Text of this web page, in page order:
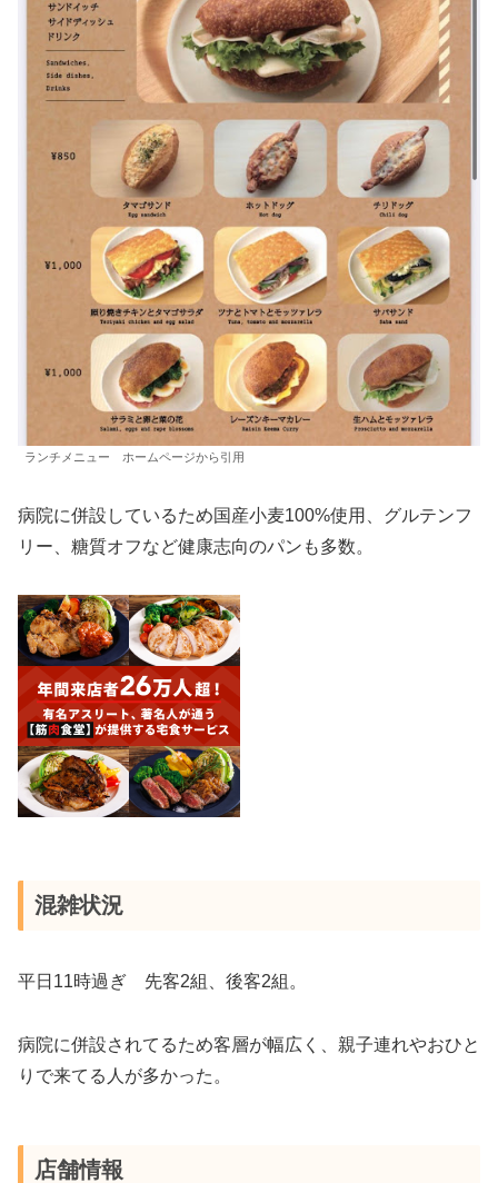
ランチメニュー ホームページから引用
病院に併設しているため国産小麦100%使用、グルテンフ
リー、糖質オフなど健康志向のパンも多数。
混雑状況
平日11時過ぎ 先客2組、後客2組。
病院に併設されてるため客層が幅広く、親子連れやおひと
りで来てる人が多かった。
店舗情報